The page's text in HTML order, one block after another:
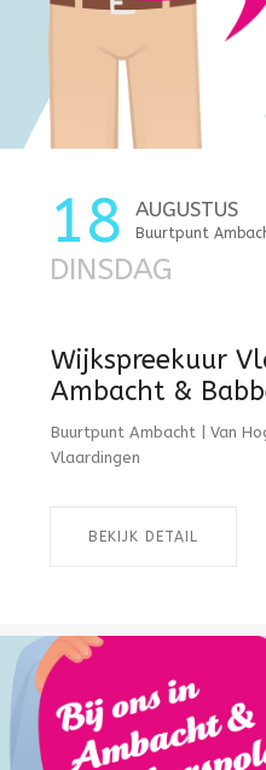
18 AUGUSTUS
Buurtpunt
DINSDAG
Wijkspreekuur
Ambacht &
Buurtpunt Ambacht | Van
Vlaardingen
BEKIJK DETAIL